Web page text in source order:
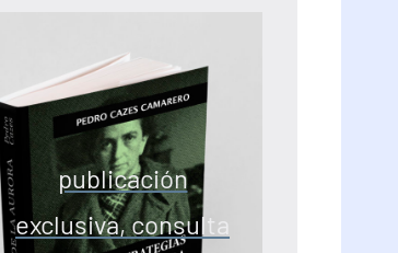
publicación
exclusiva, consulta